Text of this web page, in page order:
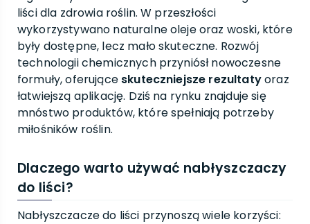
liści dla zdrowia roślin. W przeszłości
wykorzystywano naturalne oleje oraz woski, które
były dostępne, lecz mało skuteczne. Rozwój
technologii chemicznych przyniósł nowoczesne
formuły, oferujące skuteczniejsze rezultatyoraz
łatwiejszą aplikację. Dziś na rynku znajduje się
mnóstwo produktów, które spełniają potrzeby
miłośników roślin.
Dlaczego warto używać nabłyszczaczy
do liści?
Nabłyszczacze do liści przynoszą wiele korzyści: